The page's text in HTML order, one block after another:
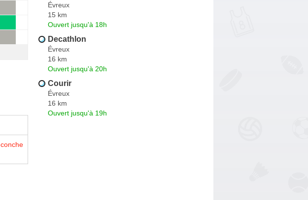
Évreux
15 km
Ouvert jusqu'à 18h
Decathlon
Évreux
16 km
Ouvert jusqu'à 20h
Courir
Évreux
16 km
Ouvert jusqu'à 19h